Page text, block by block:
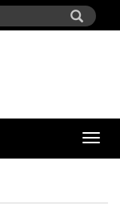
导